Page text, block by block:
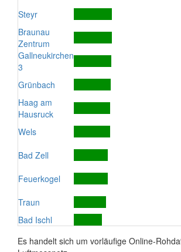
Steyr
Braunau
Zentrum
Gallneukirchen
3
Grünbach
Haag am
Hausruck
Wels
Bad Zell
Feuerkogel
Traun
Bad Ischl
Es handelt sich um vorläufige Online-